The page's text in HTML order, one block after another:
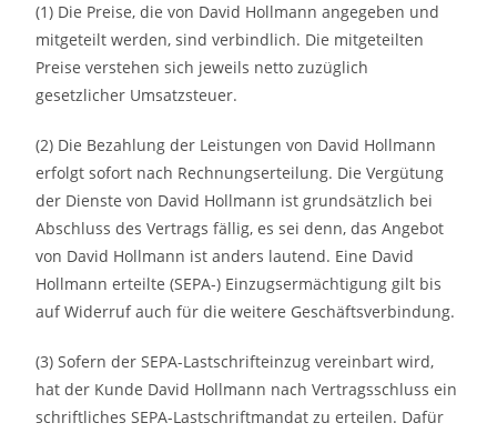
(1) Die Preise, die von David Hollmann angegeben und
mitgeteilt werden, sind verbindlich. Die mitgeteilten
Preise verstehen sich jeweils netto zuzüglich
gesetzlicher Umsatzsteuer.
(2) Die Bezahlung der Leistungen von David Hollmann
erfolgt sofort nach Rechnungserteilung. Die Vergütung
der Dienste von David Hollmann ist grundsätzlich bei
Abschluss des Vertrags fällig, es sei denn, das Angebot
von David Hollmann ist anders lautend. Eine David
Hollmann erteilte (SEPA-) Einzugsermächtigung gilt bis
auf Widerruf auch für die weitere Geschäftsverbindung.
(3) Sofern der SEPA-Lastschrifteinzug vereinbart wird,
hat der Kunde David Hollmann nach Vertragsschluss ein
schriftliches SEPA-Lastschriftmandat zu erteilen. Dafür